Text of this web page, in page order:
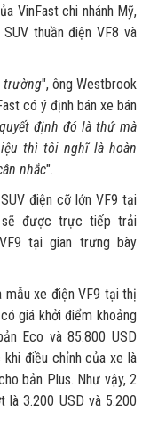
VinFast chi nhánh Mỹ,
thuần điện VF8 và
trường", ông Westbrook
có ý định bán xe bán
định đó là thứ mà
thì tôi nghĩ là hoàn
nhắc".
điện cỡ lớn VF9 tại
sẽ được trực tiếp trải
tại gian trưng bày
mẫu xe điện VF9 tại thị
giá khởi điểm khoảng
Eco và 85.800 USD
điều chỉnh của xe là
bản Plus. Như vậy, 2
là 3.200 USD và 5.200